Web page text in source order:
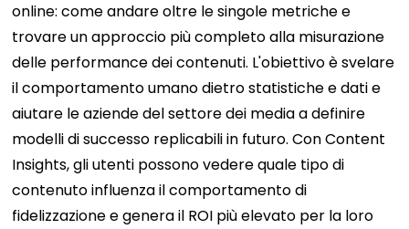
online: come andare oltre le singole metriche e
trovare un approccio più completo alla misurazione
delle performance dei contenuti. L'obiettivo è svelare
il comportamento umano dietro statistiche e dati e
aiutare le aziende del settore dei media a definire
modelli di successo replicabili in futuro. Con Content
Insights, gli utenti possono vedere quale tipo di
contenuto influenza il comportamento di
fidelizzazione e genera il ROI più elevato per la loro